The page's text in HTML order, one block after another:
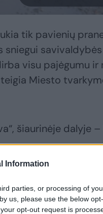
Information
parties, or processing of
us, please use the below
opt-out request is
tik pavienių
sniegui savivaldybės
visu pajėgumu ir
Miesto
šiaurinėje dalyje –
5–7 cm. Kai
orų.